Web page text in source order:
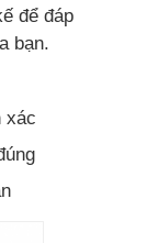
để đáp
bạn.
xác